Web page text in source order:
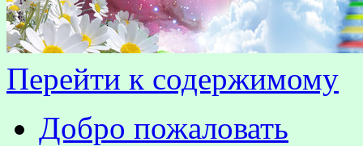
Перейти к содержимому
Добро пожаловать